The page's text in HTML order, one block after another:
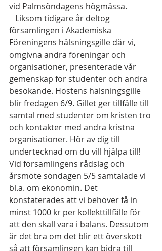
vid Palmsöndagens högmässa.
församlingen i Akademiska
Föreningens hälsningsgille där vi,
omgivna andra föreningar och
organisationer, presenterade vår
gemenskap för studenter och andra
besökande. Höstens hälsningsgille
blir fredagen 6/9. Gillet ger tillfälle till
samtal med studenter om kristen tro
och kontakter med andra kristna
organisationer. Hör av dig till
undertecknad om du vill hjälpa till!
Vid församlingens rådslag och
årsmöte söndagen 5/5 samtalade vi
bl.a. om ekonomin. Det
konstaterades att vi behöver få in
minst 1000 kr per kollekttillfälle för
att den skall vara i balans. Dessutom
är det bra om det blir ett överskott
så att församlingen kan bidra till